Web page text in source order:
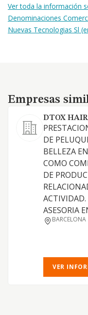
Ver toda la información
Denominaciones
Nuevas Tecnologias Sl
Empresas similares
Empresas
DTOX
DE
BELLEZA
COMO
DE
ASESORIA
BARCELONA
VER